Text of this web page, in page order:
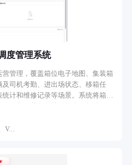
度管理系统
管理，覆盖箱位电子地图、集装箱
司机考勤、进出场状态、移箱任
计和维修记录等场景。系统将箱
业并追踪业务过程，减少人工登
。
V...